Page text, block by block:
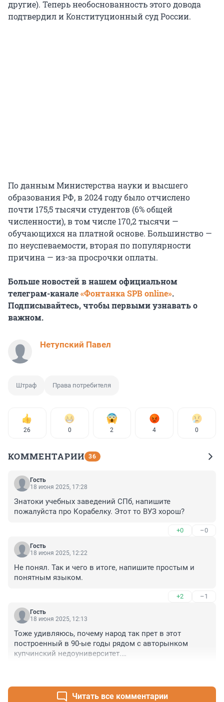
другие). Теперь необоснованность этого довода
подтвердил и Конституционный суд России.
По данным Министерства науки и высшего
образования РФ, в 2024 году было отчислено
почти 175,5 тысячи студентов (6% общей
численности), в том числе 170,2 тысячи —
обучающихся на платной основе. Большинство —
по неуспеваемости, вторая по популярности
причина — из-за просрочки оплаты.
Больше новостей в нашем официальном
телеграм-канале«Фонтанка SPB online».
Подписывайтесь, чтобы первыми узнавать о
важном.
Нетупский Павел
Штраф Права потребителя
26 0 2 4 0
КОММЕНТАРИИ 36
Гость
18 июня 2025, 17:28
Знатоки учебных заведений СПб, напишите
пожалуйста про Корабелку. Этот то ВУЗ хорош?
+0 –0
Гость
18 июня 2025, 12:22
Не понял. Так и чего в итоге, напишите простым и
понятным языком.
+2 –1
Гость
18 июня 2025, 12:13
Тоже удивляюсь, почему народ так прет в этот
построенный в 90-ые годы рядом с авторынком
купчинский недоуниверситет.
Читать все комментарии